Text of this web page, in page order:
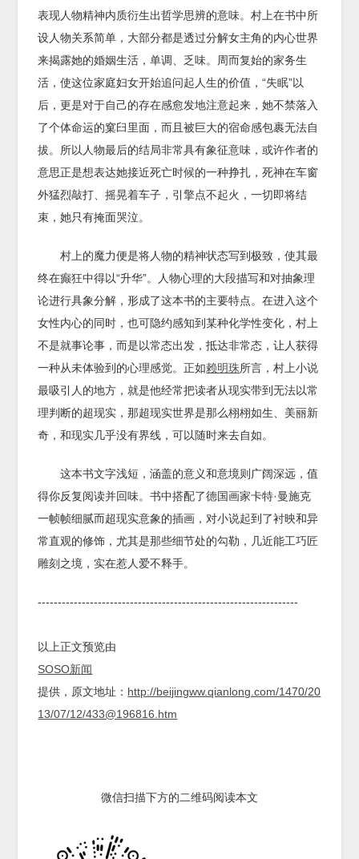
表现人物精神内质衍生出哲学思辨的意味。村上在书中所
设人物关系简单，大部分都是透过分解女主角的内心世界
来揭露她的婚姻生活，单调、乏味。周而复始的家务生
活，使这位家庭妇女开始追问起人生的价值，“失眠”以
后，更是对于自己的存在感愈发地注意起来，她不禁落入
了个体命运的窠臼里面，而且被巨大的宿命感包裹无法自
拔。所以人物最后的结局非常具有象征意味，或许作者的
意思正是想表达她接近死亡时候的一种挣扎，死神在车窗
外猛烈敲打、摇晃着车子，引擎点不起火，一切即将结
束，她只有掩面哭泣。
村上的魔力便是将人物的精神状态写到极致，使其最
终在癫狂中得以“升华”。人物心理的大段描写和对抽象理
论进行具象分解，形成了这本书的主要特点。在进入这个
女性内心的同时，也可隐约感知到某种化学性变化，村上
不是就事论事，而是以常态出发，抵达非常态，让人获得
一种从未体验到的心理感觉。正如赖明珠所言，村上小说
最吸引人的地方，就是他经常把读者从现实带到无法以常
理判断的超现实，那超现实世界是那么栩栩如生、美丽新
奇，和现实几乎没有界线，可以随时来去自如。
这本书文字浅短，涵盖的意义和意境则广阔深远，值
得你反复阅读并回味。书中搭配了德国画家卡特·曼施克
一帧帧细腻而超现实意象的插画，对小说起到了衬映和异
常直观的修饰，尤其是那些细节处的勾勒，几近能工巧匠
雕刻之境，实在惹人爱不释手。
-----------------------------------------------------------------
以上正文预览由
SOSO新闻
提供，原文地址： http://beijingww.qianlong.com/1470/20
13/07/12/433@196816.htm
微信扫描下方的二维码阅读本文